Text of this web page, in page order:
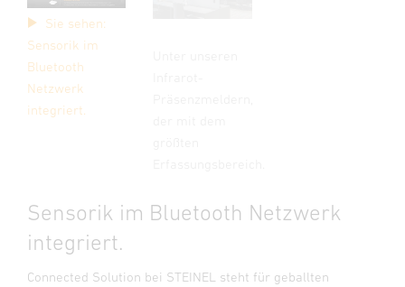
Sie sehen:
Sensorik im
Bluetooth
Netzwerk
integriert.
Sensorik im Bluetooth Netzwerk
integriert.
Connected Solution bei STEINEL steht für geballten